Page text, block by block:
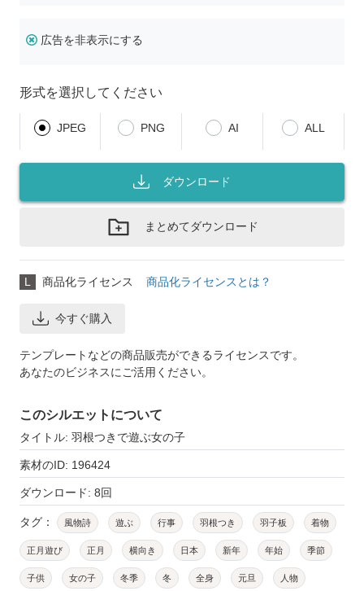
広告を非表示にする
形式を選択してください
JPEG PNG AI ALL
ダウンロード
まとめてダウンロード
L 商品化ライセンス 商品化ライセンスとは？
今すぐ購入
テンプレートなどの商品販売ができるライセンスです。
あなたのビジネスにご活用ください。
このシルエットについて
タイトル: 羽根つきで遊ぶ女の子
素材のID: 196424
ダウンロード: 8回
タグ： 風物詩 遊ぶ 行事 羽根つき 羽子板 着物
正月遊び 正月 横向き 日本 新年 年始 季節
子供 女の子 冬季 冬 全身 元旦 人物